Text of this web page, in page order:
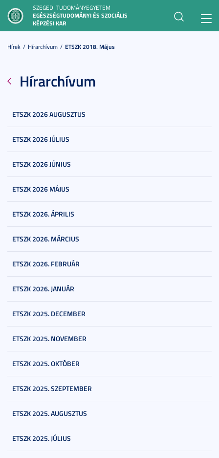
SZEGEDI TUDOMÁNYEGYETEM
EGÉSZSÉGTUDOMÁNYI ÉS SZOCIÁLIS
KÉPZÉSI KAR
Hírek Hírarchívum ETSZK 2018. Május
Hírarchívum
ETSZK 2026 AUGUSZTUS
ETSZK 2026 JÚLIUS
ETSZK 2026 JÚNIUS
ETSZK 2026 MÁJUS
ETSZK 2026. ÁPRILIS
ETSZK 2026. MÁRCIUS
ETSZK 2026. FEBRUÁR
ETSZK 2026. JANUÁR
ETSZK 2025. DECEMBER
ETSZK 2025. NOVEMBER
ETSZK 2025. OKTÓBER
ETSZK 2025. SZEPTEMBER
ETSZK 2025. AUGUSZTUS
ETSZK 2025. JÚLIUS